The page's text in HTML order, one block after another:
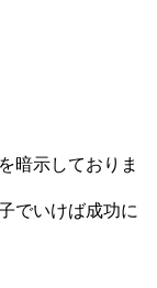
暗示しておりま
でいけば成功に